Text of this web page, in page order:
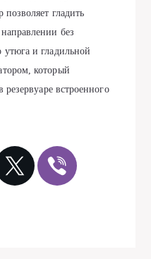
гладить
без
утюга и гладильной
который
резервуаре встроенного